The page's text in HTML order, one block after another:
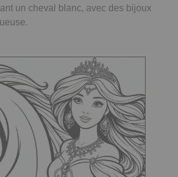
un cheval blanc, avec des bijoux